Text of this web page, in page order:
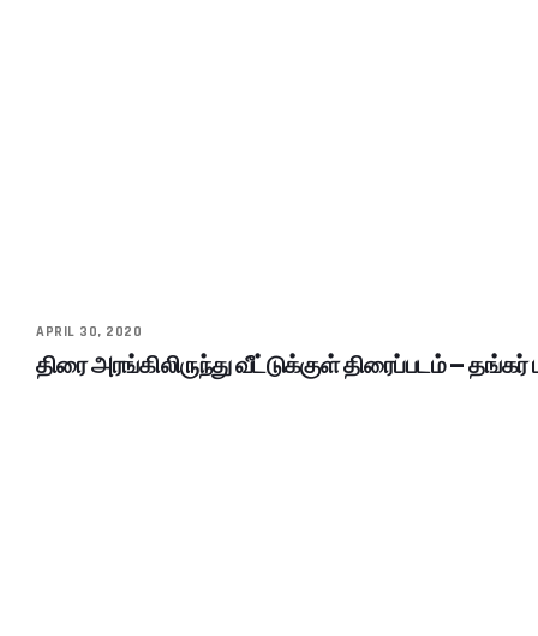
APRIL 30, 2020
திரை அரங்கிலிருந்து வீட்டுக்குள் திரைப்படம் –